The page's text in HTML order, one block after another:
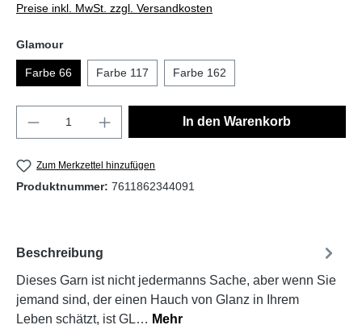
Preise inkl. MwSt. zzgl. Versandkosten
Glamour
Farbe 66 Farbe 117 Farbe 162
In den Warenkorb
Zum Merkzettel hinzufügen
Produktnummer: 7611862344091
Beschreibung
Dieses Garn ist nicht jedermanns Sache, aber wenn Sie
jemand sind, der einen Hauch von Glanz in Ihrem
Leben schätzt, ist GL… Mehr